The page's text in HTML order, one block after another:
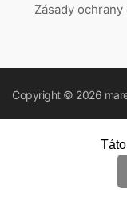
Zásady
Copyright © 2026